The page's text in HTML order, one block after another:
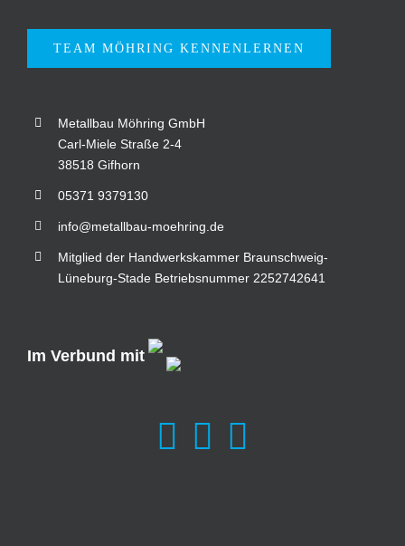
TEAM MÖHRING KENNENLERNEN
Metallbau Möhring GmbH
Carl-Miele Straße 2-4
38518 Gifhorn
05371 9379130
info@metallbau-moehring.de
Mitglied der Handwerkskammer Braunschweig-
Lüneburg-Stade Betriebsnummer 2252742641
Im Verbund mit